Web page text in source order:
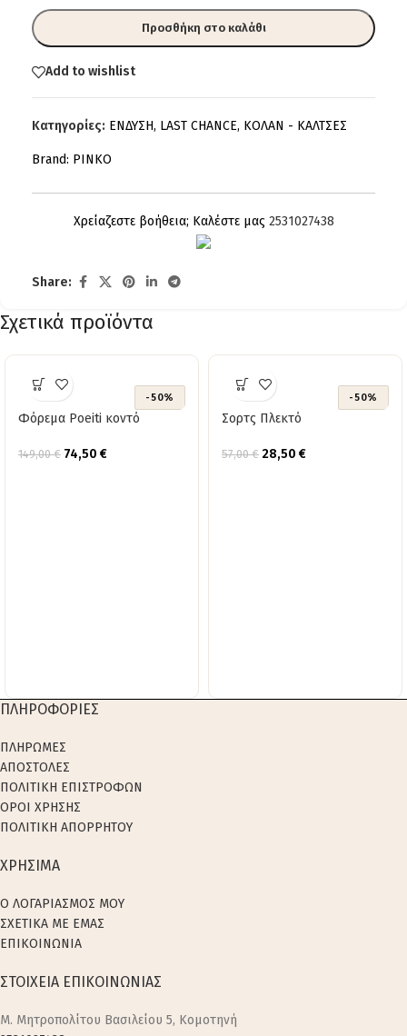
Προσθήκη στο καλάθι
Add to wishlist
Κατηγορίες: ΕΝΔΥΣΗ, LAST CHANCE, ΚΟΛΑΝ - ΚΑΛΤΣΕΣ
Brand: PINKO
Χρείαζεστε βοήθεια; Καλέστε μας 2531027438
Share:
Σχετικά προϊόντα
-50%
Φόρεμα Poeiti κοντό
149,00€ 74,50 €
-50%
Σορτς Πλεκτό
57,00€ 28,50 €
ΠΛΗΡΟΦΟΡΙΕΣ
ΠΛΗΡΩΜΕΣ
ΑΠΟΣΤΟΛΕΣ
ΠΟΛΙΤΙΚΗ ΕΠΙΣΤΡΟΦΩΝ
ΟΡΟΙ ΧΡΗΣΗΣ
ΠΟΛΙΤΙΚΗ ΑΠΟΡΡΗΤΟΥ
ΧΡΗΣΙΜΑ
Ο ΛΟΓΑΡΙΑΣΜΟΣ ΜΟΥ
ΣΧΕΤΙΚΑ ΜΕ ΕΜΑΣ
ΕΠΙΚΟΙΝΩΝΙΑ
ΣΤΟΙΧΕΙΑ ΕΠΙΚΟΙΝΩΝΙΑΣ
M. Μητροπολίτου Βασιλείου 5, Κομοτηνή